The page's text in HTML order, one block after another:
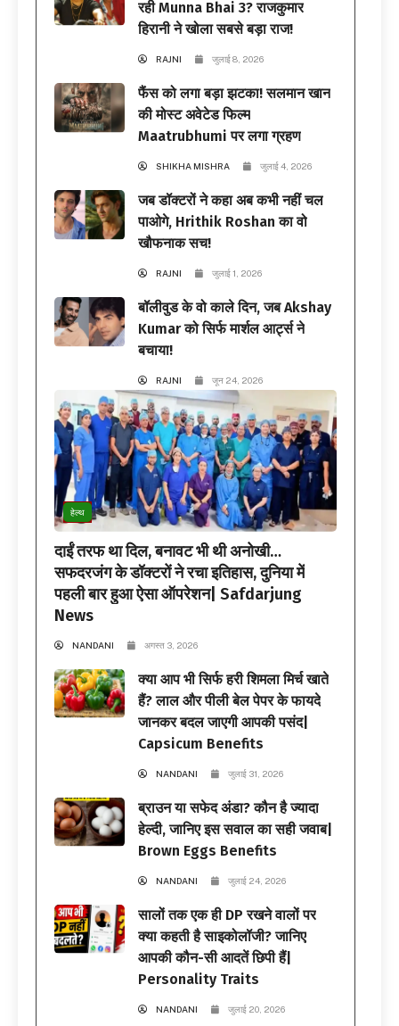
रही Munna Bhai 3? राजकुमार
हिरानी ने खोला सबसे बड़ा राज!
RAJNI जुलाई 8, 2026
फैंस को लगा बड़ा झटका! सलमान खान
की मोस्ट अवेटेड फिल्म
Maatrubhumi पर लगा ग्रहण
SHIKHA MISHRA जुलाई 4, 2026
जब डॉक्टरों ने कहा अब कभी नहीं चल
पाओगे, Hrithik Roshan का वो
खौफनाक सच!
RAJNI जुलाई 1, 2026
बॉलीवुड के वो काले दिन, जब Akshay
Kumar को सिर्फ मार्शल आर्ट्स ने
बचाया!
RAJNI जून 24, 2026
हेल्थ
दाईं तरफ था दिल, बनावट भी थी अनोखी…
सफदरजंग के डॉक्टरों ने रचा इतिहास, दुनिया में
पहली बार हुआ ऐसा ऑपरेशन| Safdarjung
News
NANDANI अगस्त 3, 2026
क्या आप भी सिर्फ हरी शिमला मिर्च खाते
हैं? लाल और पीली बेल पेपर के फायदे
जानकर बदल जाएगी आपकी पसंद|
Capsicum Benefits
NANDANI जुलाई 31, 2026
ब्राउन या सफेद अंडा? कौन है ज्यादा
हेल्दी, जानिए इस सवाल का सही जवाब|
Brown Eggs Benefits
NANDANI जुलाई 24, 2026
सालों तक एक ही DP रखने वालों पर
क्या कहती है साइकोलॉजी? जानिए
आपकी कौन-सी आदतें छिपी हैं|
Personality Traits
NANDANI जुलाई 20, 2026